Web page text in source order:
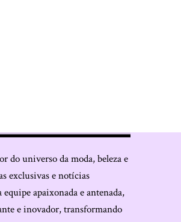
do universo da moda, beleza e
exclusivas e notícias
apaixonada e antenada,
e inovador, transformando